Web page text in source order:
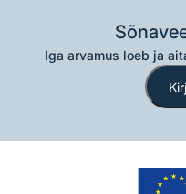
Iga arvamus loeb ja